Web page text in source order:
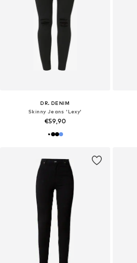
DR. DENIM
Skinny Jeans 'Lexy'
€59,90